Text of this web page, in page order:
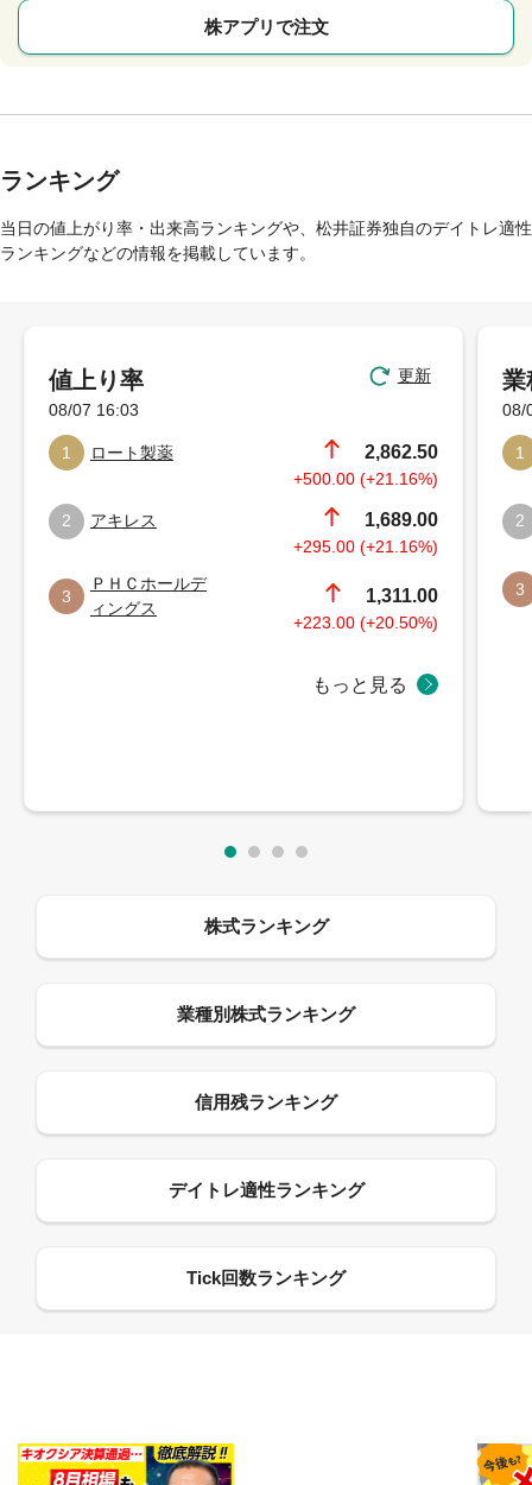
株アプリで注文
ランキング
当日の値上がり率・出来高ランキングや、松井証券独自のデイトレ適性
ランキングなどの情報を掲載しています。